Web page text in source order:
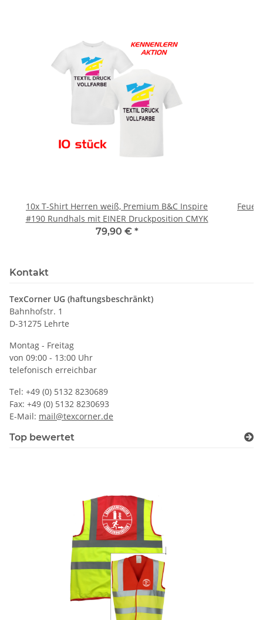
10x T-Shirt Herren weiß, Premium B&C Inspire
#190 Rundhals mit EINER Druckposition CMYK
79,90 € *
Kontakt
TexCorner UG (haftungsbeschränkt)
Bahnhofstr. 1
D-31275 Lehrte
Montag - Freitag
von 09:00 - 13:00 Uhr
telefonisch erreichbar
Tel: +49 (0) 5132 8230689
Fax: +49 (0) 5132 8230693
E-Mail: mail@texcorner.de
Top bewertet